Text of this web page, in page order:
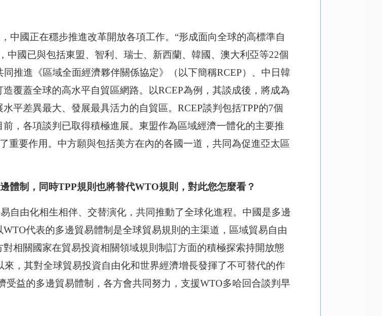
中國正在穩步推進改革開放各項工作。“形成面向全球的高標準自
中國已與包括東盟、智利、瑞士、新西蘭、韓國、澳大利亞等22個
推進《區域全面經濟夥伴關係協定》（以下簡稱RCEP）、中日韓
覆蓋全球的高水平自貿區網路。以RCEP為例，其談成後，將成為
平差異最大、發展最具活力的自貿區。RCEP談判包括TPP的7個
，各項談判已取得積極進展。東盟作為區域經濟一體化的主要推
重要作用。中方願與包括美方在內的各國一道，共同為促進亞太區
體制，同時TPP規則也將替代WTO規則，對此您怎麼看？
自由化相生相伴、交替演化，共同推動了全球化進程。中國是多邊
WTO代表的多邊貿易體制是全球貿易規則的主渠道，區域貿易自由
相關國家在貿易投資相關領域規則制訂方面的積極探索持開放態
，其對全球貿易投資自由化和世界經濟增長發揮了不可替代的作
受益的多邊貿易體制，各方會共同努力，支援WTO多哈回合談判早